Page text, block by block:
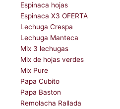
Espinaca hojas
Espinaca X3 OFERTA
Lechuga Crespa
Lechuga Manteca
Mix 3 lechugas
Mix de hojas verdes
Mix Pure
Papa Cubito
Papa Baston
Remolacha Rallada